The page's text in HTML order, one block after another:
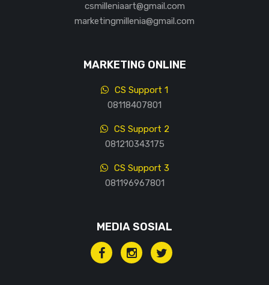
csmilleniaart@gmail.com
marketingmillenia@gmail.com
MARKETING ONLINE
CS Support 1
08118407801
CS Support 2
081210343175
CS Support 3
081196967801
MEDIA SOSIAL